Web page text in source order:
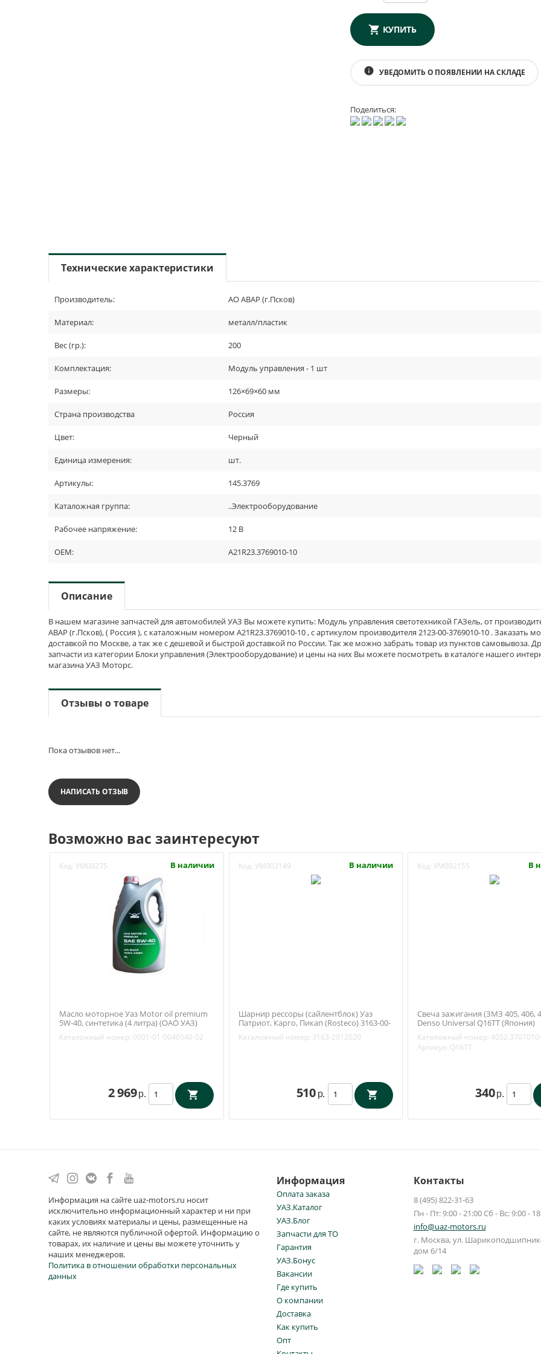
КУПИТЬ
info УВЕДОМИТЬ О ПОЯВЛЕНИИ НА СКЛАДЕ
Поделиться:
Технические характеристики
Производитель: АО АВАР (г.Псков)
Материал: металл/пластик
Вес (гр.): 200
Комплектация: Модуль управления - 1 шт
Размеры: 126×69×60 мм
Страна производства Россия
Цвет: Черный
Единица измерения: шт.
Артикулы: 145.3769
Каталожная группа: ..Электрооборудование
Рабочее напряжение: 12 В
OEM: А21R23.3769010-10
Описание
В нашем магазине запчастей для автомобилей УАЗ Вы можете купить: Модуль управления светотехникой ГАЗель, от
АВАР (г.Псков), ( Россия ), с каталожным номером А21R23.3769010-10 , с артикулом производителя 2123-00-3769010-10 . Заказать
доставкой по Москве, а так же с дешевой и быстрой доставкой по России. Так же можно забрать товар из пунктов самовывоза.
запчасти из категории Блоки управления (Электрооборудование) и цены на них Вы можете посмотреть в каталоге нашего
магазина УАЗ Моторс.
Отзывы о товаре
Пока отзывов нет...
НАПИСАТЬ ОТЗЫВ
Возможно вас заинтересуют
Код: УМ00275 В наличии
Масло моторное Уаз Motor oil premium
5W-40, синтетика (4 литра) (ОАО УАЗ)
Каталожный номер: 0001-01-0040540-02
2 969 р.
Код: УМ003149 В наличии
Шарнир рессоры (сайлентблок) Уаз
Патриот, Карго, Пикап (Rosteco) 3163-00-
Каталожный номер: 3163-2912020
510 р.
Код: УМ002155 В
Свеча зажигания (ЗМЗ 405, 406,
Denso Universal Q16TT (Япония)
Каталожный номер:
Артикул: Q16TT
340 р.
Информация на сайте uaz-motors.ru носит
исключительно информационный характер и ни при
каких условиях материалы и цены, размещенные на
сайте, не являются публичной офертой. Информацию о
товарах, их наличие и цены вы можете уточнить у
наших менеджеров.
Политика в отношении обработки персональных
данных
Информация
Оплата заказа
УАЗ.Каталог
УАЗ.Блог
Запчасти для ТО
Гарантия
УАЗ.Бонус
Вакансии
Где купить
О компании
Доставка
Как купить
Опт
Контакты
8 (495) 822-31-63
Пн - Пт: 9:00 - 21:00 Сб - Вс: 9:00 -
info@uaz-motors.ru
г. Москва, ул.
дом 6/14